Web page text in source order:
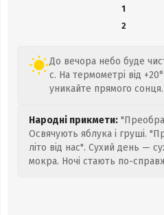
1
2
До вечора небо буде
с. На термометрі від
уникайте прямого сонця.
Народні прикмети:
Освячують яблука і груші.
літо від нас". Сухий день —
мокра. Ночі стають по-